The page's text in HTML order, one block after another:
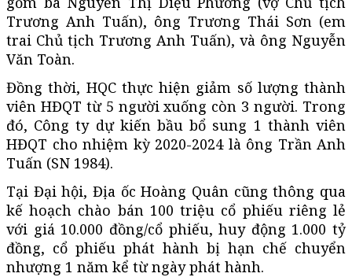
Trương Anh Tuấn), ông Trương Thái Sơn (em
trai Chủ tịch Trương Anh Tuấn), và ông Nguyễn
Văn Toàn.
Đồng thời, HQC thực hiện giảm số lượng thành
viên HĐQT từ 5 người xuống còn 3 người. Trong
đó, Công ty dự kiến bầu bổ sung 1 thành viên
HĐQT cho nhiệm kỳ 2020-2024 là ông Trần Anh
Tuấn (SN 1984).
Tại Đại hội, Địa ốc Hoàng Quân cũng thông qua
kế hoạch chào bán 100 triệu cổ phiếu riêng lẻ
với giá 10.000 đồng/cổ phiếu, huy động 1.000 tỷ
đồng, cổ phiếu phát hành bị hạn chế chuyển
nhượng 1 năm kể từ ngày phát hành.